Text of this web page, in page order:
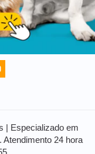
| Especializado em
24 hora